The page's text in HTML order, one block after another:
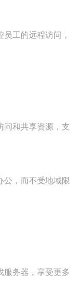
工的远程访问，
问和共享资源，支
公，而不受地域限
服务器，享受更多